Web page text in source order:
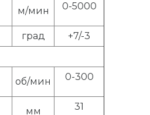
м/мин 0-5000
град
+7/-3
об/мин 0-300
мм 31